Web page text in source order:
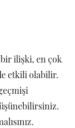
ilişki, en çok
etkili olabilir.